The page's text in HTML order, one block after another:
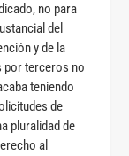
no para
del
y de la
por terceros no
teniendo
de
pluralidad de
al